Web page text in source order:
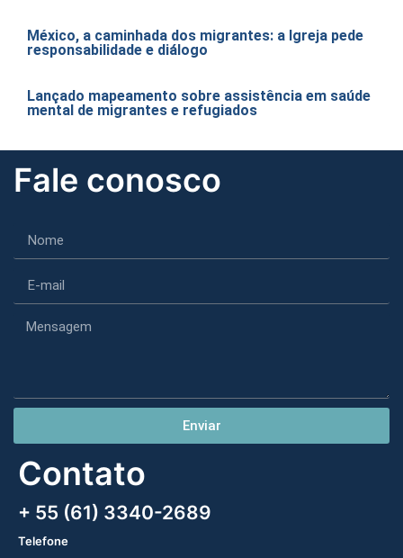
México, a caminhada dos migrantes: a Igreja pede
responsabilidade e diálogo
Lançado mapeamento sobre assistência em saúde
mental de migrantes e refugiados
Fale conosco
Enviar
Contato
+ 55 (61) 3340-2689
Telefone